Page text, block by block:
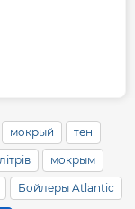
мокрый тен
літрів мокрым
Бойлеры Atlantic